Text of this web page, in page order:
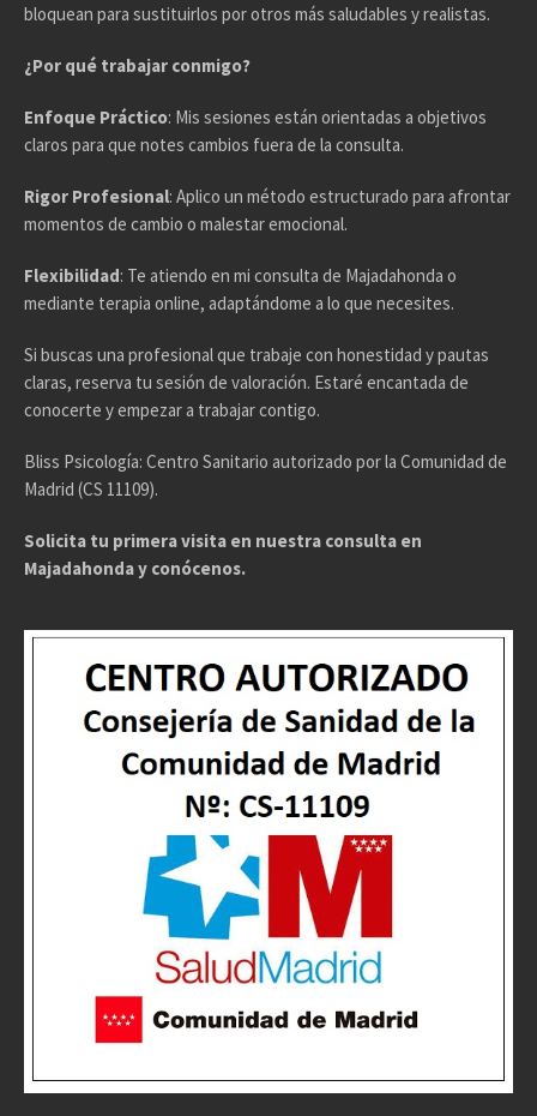
bloquean para sustituirlos por otros más saludables y realistas.
¿Por qué trabajar conmigo?
Enfoque Práctico: Mis sesiones están orientadas a objetivos
claros para que notes cambios fuera de la consulta.
Rigor Profesional: Aplico un método estructurado para afrontar
momentos de cambio o malestar emocional.
Flexibilidad: Te atiendo en mi consulta de Majadahonda o
mediante terapia online, adaptándome a lo que necesites.
Si buscas una profesional que trabaje con honestidad y pautas
claras, reserva tu sesión de valoración. Estaré encantada de
conocerte y empezar a trabajar contigo.
Bliss Psicología: Centro Sanitario autorizado por la Comunidad de
Madrid (CS 11109).
Solicita tu primera visita en nuestra consulta en
Majadahonda y conócenos.